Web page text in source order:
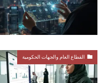
القطاع العام والجهات الحكومية